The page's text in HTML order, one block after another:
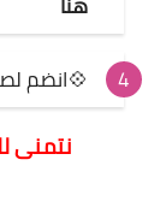
💠انضم
نتمنى